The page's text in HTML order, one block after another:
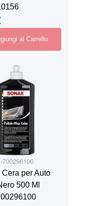
al Carrello
700296100
Cera per Auto
500 Ml